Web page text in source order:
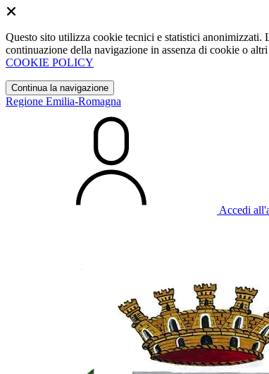
Questo sito utilizza cookie tecnici e statistici
continuazione della navigazione in assenza di cookie o
COOKIE POLICY
Continua la navigazione
Regione Emilia-Romagna
Accedi